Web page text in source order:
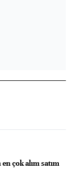
çok alım satım